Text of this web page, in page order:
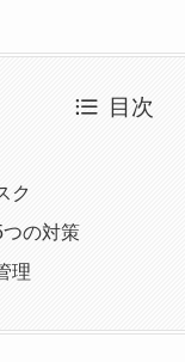
目次
ク
の対策
理